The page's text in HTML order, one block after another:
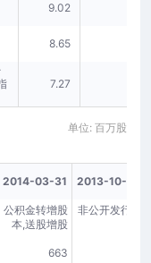
9.02
8.65
7.27
单位: 百万股
2014-03-31 2013-10-29
公积金转增股
本,送股增股
非公开发行股
663